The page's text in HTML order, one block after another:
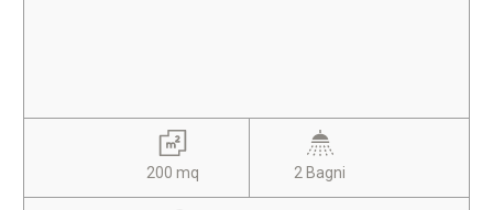
200 mq 2 Bagni